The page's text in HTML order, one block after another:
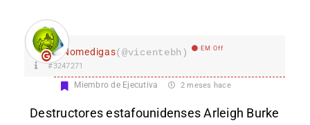
Nomedigas(@vicentebh) EM Off
#3247271
Miembro de Ejecutiva 2 meses hace
Destructores estafounidenses Arleigh Burke